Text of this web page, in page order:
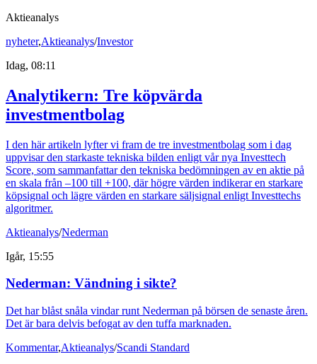
Aktieanalys
nyheter,Aktieanalys/Investor
Idag, 08:11
Analytikern: Tre köpvärda
investmentbolag
I den här artikeln lyfter vi fram de tre investmentbolag som i dag
uppvisar den starkaste tekniska bilden enligt vår nya Investtech
Score, som sammanfattar den tekniska bedömningen av en aktie på
en skala från –100 till +100, där högre värden indikerar en starkare
köpsignal och lägre värden en starkare säljsignal enligt Investtechs
algoritmer.
Aktieanalys/Nederman
Igår, 15:55
Nederman: Vändning i sikte?
Det har blåst snåla vindar runt Nederman på börsen de senaste åren.
Det är bara delvis befogat av den tuffa marknaden.
Kommentar,Aktieanalys/Scandi Standard